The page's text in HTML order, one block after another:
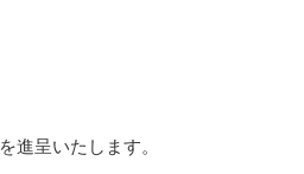
を進呈いたします。